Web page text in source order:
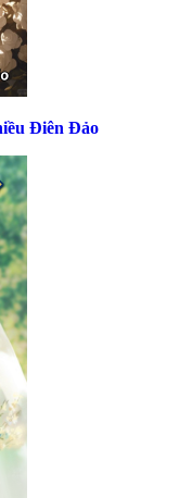
Điên Đảo